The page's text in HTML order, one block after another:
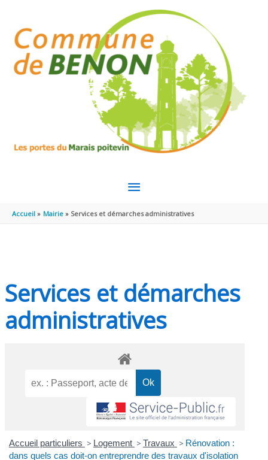
MENU
PRINCIPAL
Accueil Mairie Services et démarches administratives
Services et démarches
administratives
Accueil particuliers > Logement > Travaux > Rénovation :
dans quels cas doit-on entreprendre des travaux d'isolation